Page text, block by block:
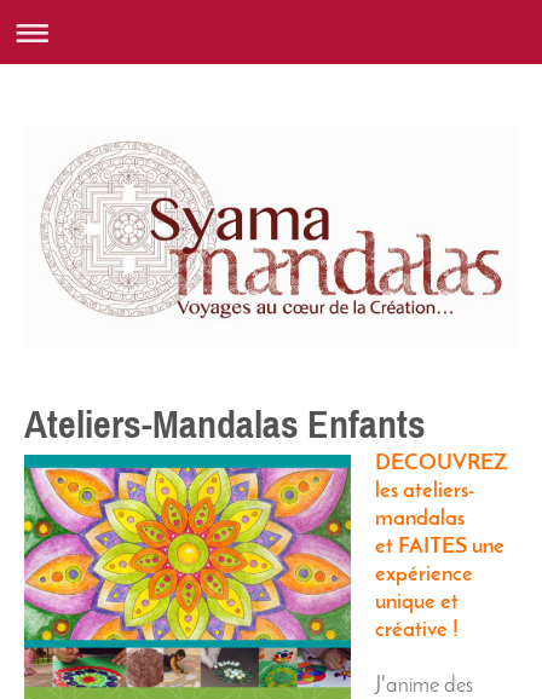
Ateliers-Mandalas Enfants
DECOUVREZ
les ateliers-
mandalas
et FAITES une
expérience
unique et
créative !
J'anime des